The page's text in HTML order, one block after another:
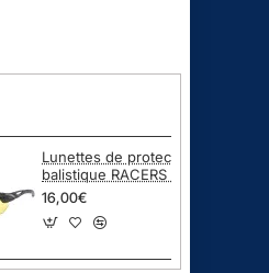
Lunettes de protection
balistique RACERS AMBRE
16,00€